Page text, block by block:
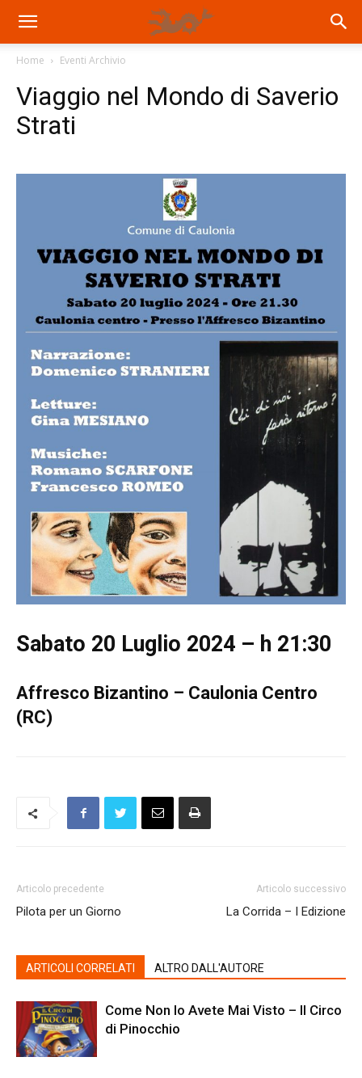
Home Eventi Archivio
Viaggio nel Mondo di Saverio
Strati
Sabato 20 Luglio 2024 – h 21:30
Affresco Bizantino – Caulonia Centro
(RC)
Articolo precedente
Pilota per un Giorno
Articolo successivo
La Corrida – I Edizione
ARTICOLI CORRELATI ALTRO DALL'AUTORE
Come Non lo Avete Mai Visto – Il Circo
di Pinocchio